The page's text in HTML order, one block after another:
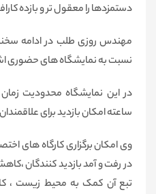
دستمزدها را معقول تر و بازده
مهندس روزی طلب در ادامه
نسبت به نمایشگاه های حضوری
ساعته امکان بازدید برای
وی امکان برگزاری کارگاه های
در رفت و آمد بازدید کنندگان
تبع آن کمک به محیط زیست ،